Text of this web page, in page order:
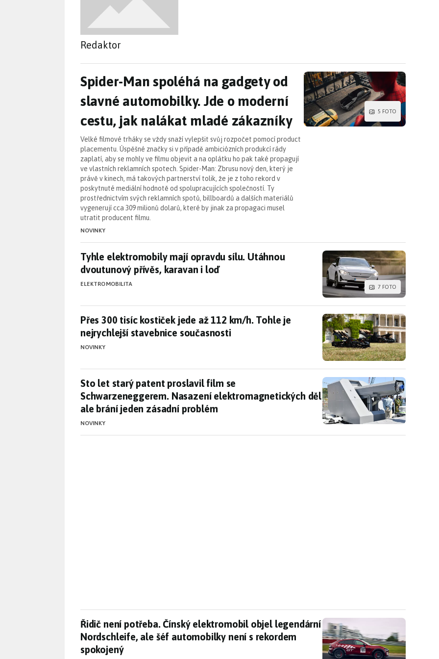
Redaktor
Spider-Man spoléhá na gadgety od slavné automobilky.
Spider-Man spoléhá na gadgety od
slavné automobilky. Jde o moderní
cestu, jak nalákat mladé zákazníky
Velké filmové trháky se vždy snaží vylepšit svůj rozpočet pomocí product
placementu. Úspěšné značky si v případě ambiciózních produkcí rády
zaplatí, aby se mohly ve filmu objevit a na oplátku ho pak také propagují
ve vlastních reklamních spotech. Spider-Man: Zbrusu nový den, který je
právě v kinech, má takových partnerství tolik, že je z toho rekord v
poskytnuté mediální hodnotě od spolupracujících společností. Ty
prostřednictvím svých reklamních spotů, billboardů a dalších materiálů
vygenerují cca 309 milionů dolarů, které by jinak za propagaci musel
utratit producent filmu.
NOVINKY
5 FOTO
Tyhle elektromobily mají opravdu sílu. Utáhnou dvoutunový přívěs, karavan i loď
Tyhle elektromobily mají opravdu sílu. Utáhnou
dvoutunový přívěs, karavan i loď
ELEKTROMOBILITA 7 FOTO
Přes 300 tisíc kostiček jede až 112 km/h. Tohle je nejrychlejší stavebnice
Přes 300 tisíc kostiček jede až 112 km/h. Tohle je
nejrychlejší stavebnice současnosti
NOVINKY
Sto let starý patent proslavil film se Schwarzeneggerem. Nasazení
Sto let starý patent proslavil film se
Schwarzeneggerem. Nasazení elektromagnetických děl
ale brání jeden zásadní problém
NOVINKY
Řidič není potřeba. Čínský elektromobil objel legendární Nordschleife, ale šéf
Řidič není potřeba. Čínský elektromobil objel legendární
Nordschleife, ale šéf automobilky není s rekordem
spokojený